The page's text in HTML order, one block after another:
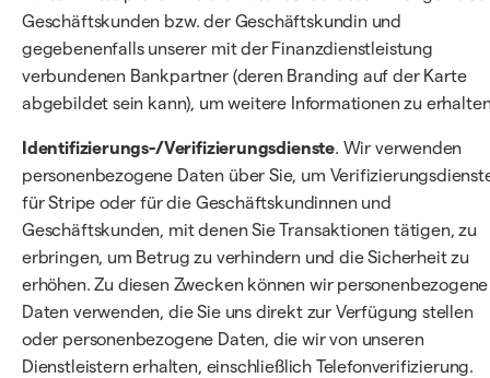
Geschäftskunden bzw. der Geschäftskundin und
gegebenenfalls unserer mit der Finanzdienstleistung
verbundenen Bankpartner (deren Branding auf der Karte
abgebildet sein kann), um weitere Informationen zu
Identifizierungs-/Verifizierungsdienste. Wir verwenden
personenbezogene Daten über Sie, um
für Stripe oder für die Geschäftskundinnen und
Geschäftskunden, mit denen Sie Transaktionen tätigen, zu
erbringen, um Betrug zu verhindern und die Sicherheit zu
erhöhen. Zu diesen Zwecken können wir personenbezogene
Daten verwenden, die Sie uns direkt zur Verfügung stellen
oder personenbezogene Daten, die wir von unseren
Dienstleistern erhalten, einschließlich Telefonverifizierung.